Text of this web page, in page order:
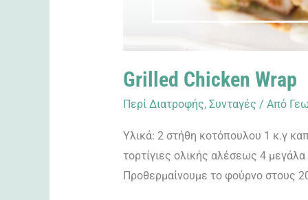
Grilled Chicken Wrap
Περί Διατροφής, Συνταγές / Από
Υλικά: 2 στήθη κοτόπουλου 1 κ.γ
τορτίγιες ολικής αλέσεως 4
Προθερμαίνουμε το φούρνο στους